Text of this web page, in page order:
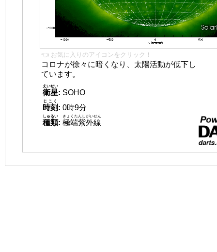
👈 お気に入りのアイコンをクリック！
コロナが徐々に暗くなり、太陽活動が低下し
ています。
衛星
えいせい
: SOHO
時刻
じこく
: 0時9分
種類
しゅるい
: 極端紫外線
きょくたんしがいせん